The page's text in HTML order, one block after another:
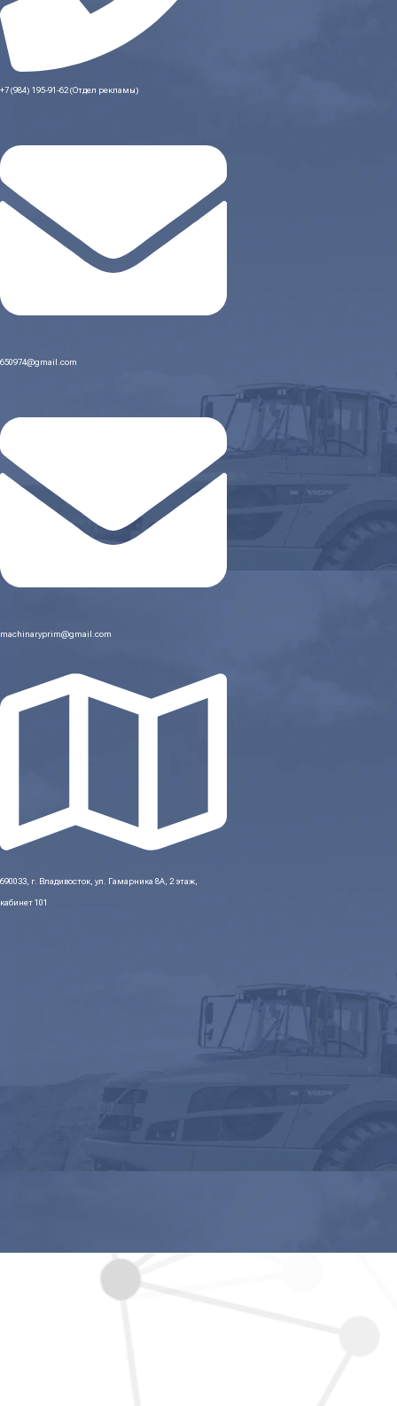
+7 (984) 195-91-62 (Отдел рекламы)
650974@gmail.com
machinaryprim@gmail.com
690033, г. Владивосток, ул. Гамарника 8А, 2 этаж,
кабинет 101